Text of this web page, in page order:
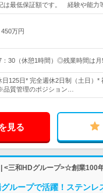
は最低保証額です。 経験や能力
万円
：30（休憩1時間）◎残業時間は月
125日* 完全週休2日制（土日）
品質管理のポジション…
見る
<三和HDグループ>☆創業100
ループで活躍！ステンレ